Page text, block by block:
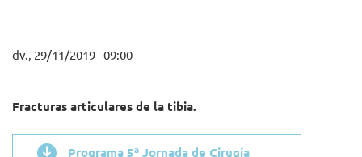
dv., 29/11/2019 - 09:00
Fracturas articulares de la tibia.
Programa 5ª Jornada de Cirugía